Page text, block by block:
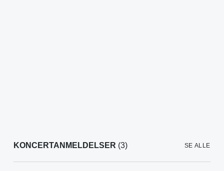
KONCERTANMELDELSER (3) SE ALLE